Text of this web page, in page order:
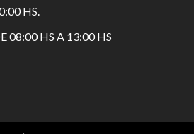
HS.
08:00 HS A 13:00 HS